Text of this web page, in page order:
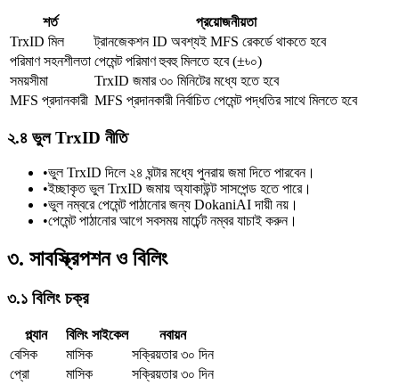
শর্ত
প্রয়োজনীয়তা
TrxID মিল
ট্রানজেকশন ID অবশ্যই MFS রেকর্ডে থাকতে হবে
পরিমাণ সহনশীলতা পেমেন্ট পরিমাণ হুবহু মিলতে হবে (±৳০)
সময়সীমা
TrxID জমার ৩০ মিনিটের মধ্যে হতে হবে
MFS প্রদানকারী MFS প্রদানকারী নির্বাচিত পেমেন্ট পদ্ধতির সাথে মিলতে হবে
২.৪ ভুল TrxID নীতি
•ভুল TrxID দিলে ২৪ ঘন্টার মধ্যে পুনরায় জমা দিতে পারবেন।
•ইচ্ছাকৃত ভুল TrxID জমায় অ্যাকাউন্ট সাসপেন্ড হতে পারে।
•ভুল নম্বরে পেমেন্ট পাঠানোর জন্য DokaniAI দায়ী নয়।
•পেমেন্ট পাঠানোর আগে সবসময় মার্চেন্ট নম্বর যাচাই করুন।
৩. সাবস্ক্রিপশন ও বিলিং
৩.১ বিলিং চক্র
প্ল্যান বিলিং সাইকেল
নবায়ন
বেসিক
মাসিক
সক্রিয়তার ৩০ দিন
প্রো
মাসিক
সক্রিয়তার ৩০ দিন